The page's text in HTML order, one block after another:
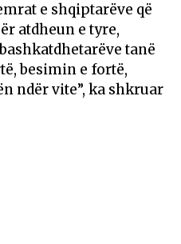
e shqiptarëve që
atdheun e tyre,
tanë
besimin e fortë,
ndër vite”, ka shkruar